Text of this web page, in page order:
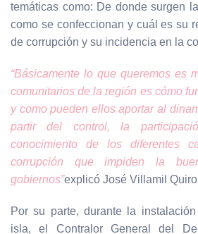
temáticas como: De donde surgen
como se confeccionan y cuál es su
de corrupción y su incidencia en la
“Básicamente lo que queremos es
comunitarios de la región es cómo
y como pueden ellos aportar al
partir del control, la
conocimiento de los diferentes
corrupción que impiden la
gobiernos”explicó José Villamil
Por su parte, durante la
isla, el Contralor General del